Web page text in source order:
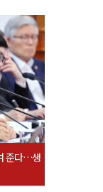
준다…생